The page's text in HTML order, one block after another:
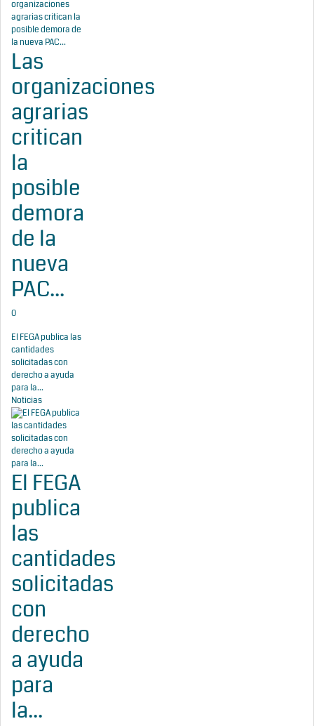
Las
organizaciones
agrarias
critican
la
posible
demora
de la
nueva
PAC...
0
El FEGA publica las
cantidades
solicitadas con
derecho a ayuda
para la...
Noticias
El FEGA
publica
las
cantidades
solicitadas
con
derecho
a ayuda
para
la...